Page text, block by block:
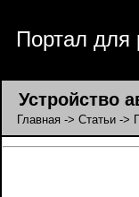
Портал для
Устройство
Главная -> Статьи ->